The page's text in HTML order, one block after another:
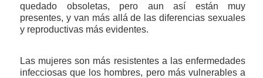
quedado obsoletas, pero aun así están muy
presentes, y van más allá de las diferencias sexuales
y reproductivas más evidentes.
Las mujeres son más resistentes a las enfermedades
infecciosas que los hombres, pero más vulnerables a